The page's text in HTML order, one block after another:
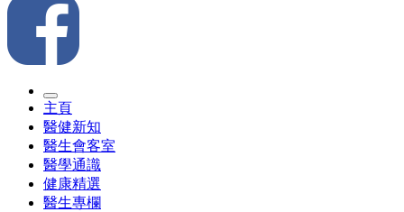
主頁
醫健新知
醫生會客室
醫學通識
健康精選
醫生專欄